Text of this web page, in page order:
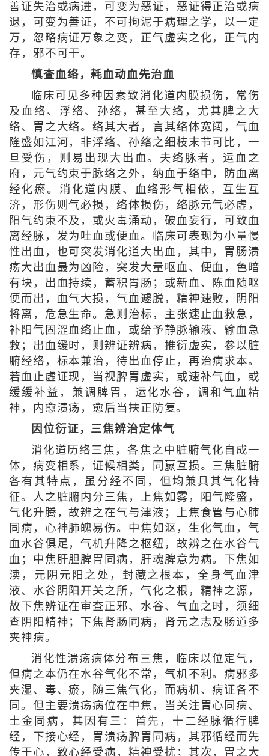
善证失治或病进，可变为恶证，恶证得正治或病
退，可变为善证，不可拘泥于病理之学，以一定
万，忽略病证万象之变，正气虚实之化，正气内
存，邪不可干。
慎查血络，耗血动血先治血
临床可见多种因素致消化道内膜损伤，常伤
及血络、浮络、孙络，甚至大络，尤其脾之大
络、胃之大络。络其大者，言其络体宽阔，气血
隆盛如江河，非浮络、孙络之细枝末节可比，一
旦受伤，则易出现大出血。夫络脉者，运血之
府，元气约束于脉络之外，纳血于络中，防血离
经化瘀。消化道内膜、血络形气相依，互生互
济，形伤则气必损，络体损伤，络脉元气必虚，
阳气约束不及，或火毒涌动，破血妄行，可致血
离经脉，发为吐血或便血。临床可表现为小量慢
性出血，也可突发消化道大出血，其中，胃肠溃
疡大出血最为凶险，突发大量呕血、便血，色暗
有块，出血持续，蓄积胃肠；或新血、陈血随呕
便而出，血气大损，气血遽脱，精神速败，阴阳
将离，危急生命。急则治标，主张速止血救急，
补阳气固涩血络止血，或给予静脉输液、输血急
救；出血缓时，则辨证辨病，推衍虚实，参以脏
腑经络，标本兼治，待出血停止，再治病求本。
若血止虚证现，当视脾胃虚实，或速补气血，或
缓缓补益，兼调脾胃，运化水谷，调和气血精
神，内愈溃疡，愈后当扶正防复。
因位衍证，三焦辨治定体气
消化道历络三焦，各焦之中脏腑气化自成一
体，病变相系，证候相类，同赢互损。三焦脏腑
各有其特点，虽分经不同，但均兼具其气化特
征。人之脏腑内分三焦，上焦如雾，阳气隆盛，
气化升腾，故辨之在气与津液；上焦食管与心肺
同病，心神肺魄易伤。中焦如沤，生化气血，气
血水谷俱足，气机升降之枢纽，故辨之在水谷气
血；中焦肝胆脾胃同病，肝魂脾意为病。下焦如
渎，元阴元阳之处，封藏之根本，全身气血津
液、水谷阴阳开关之所，气化之根，精神之源，
故下焦辨证在审查正邪、水谷、气血之时，须细
查阴阳精神；下焦肾肠同病，肾元之志及肠道多
夹神病。
消化性溃疡病体分布三焦，临床以位定气，
但病之本仍在水谷气化不常，气机不利。病邪多
夹湿、毒、瘀，随三焦气化，而病机、病证各不
同。但主要溃疡病位在中焦，当关注胃心同病、
土金同病，其因有三：首先，十二经脉循行脾
经，下接心经，胃溃疡脾胃同病，其邪循经而先
传于心，致心经受病，精神受扰；其次，胃之大